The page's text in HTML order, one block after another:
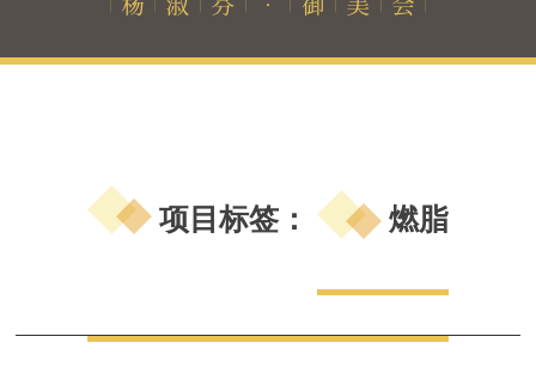
项目标签： 燃脂